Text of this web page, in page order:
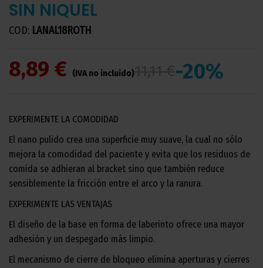
SIN NIQUEL
COD: LANAL18ROTH
8,89 € (IVA no incluido) -20%
EXPERIMENTE LA COMODIDAD
El nano pulido crea una superficie muy suave, la cual no sólo
mejora la comodidad del paciente y evita que los residuos de
comida se adhieran al bracket sino que también reduce
sensiblemente la fricción entre el arco y la ranura.
EXPERIMENTE LAS VENTAJAS
El diseño de la base en forma de laberinto ofrece una mayor
adhesión y un despegado más limpio.
El mecanismo de cierre de bloqueo elimina aperturas y cierres